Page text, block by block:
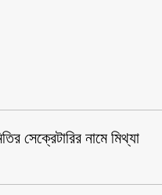
সেক্রেটারির নামে মিথ্যা